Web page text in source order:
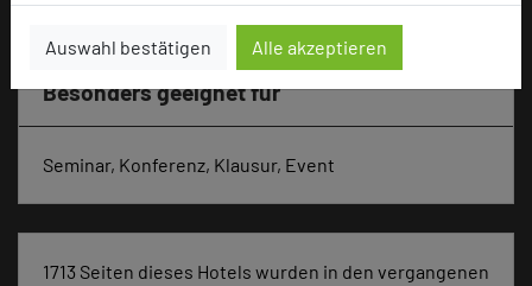
Auswahl bestätigen Alle akzeptieren
Besonders geeignet für
Seminar, Konferenz, Klausur, Event
1713 Seiten dieses Hotels wurden in den vergangenen